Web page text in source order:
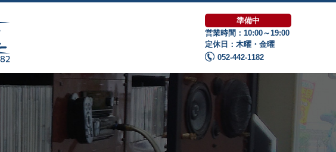
準備中
営業時間：10:00～19:00
定休日：木曜・金曜
052-442-1182